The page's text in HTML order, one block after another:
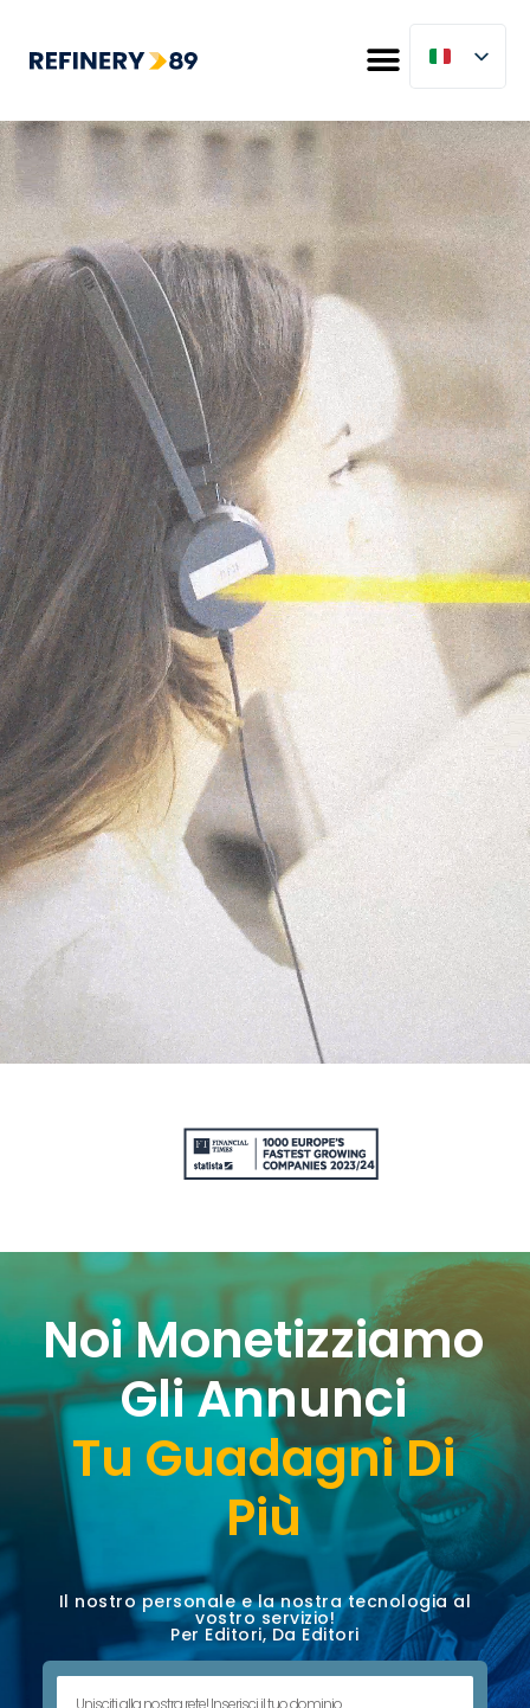
Noi Monetizziamo
Gli Annunci
Tu Guadagni Di
Più
Il nostro personale e la nostra tecnologia al
vostro servizio!
Per Editori, Da Editori